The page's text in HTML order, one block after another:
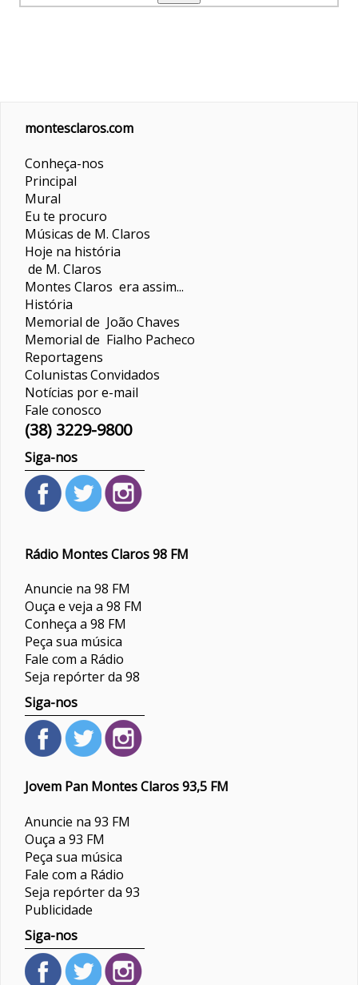
montesclaros.com
Conheça-nos
Principal
Mural
Eu te procuro
Músicas de M. Claros
Hoje na história
de M. Claros
Montes Claros era assim...
História
Memorial de João Chaves
Memorial de Fialho Pacheco
Reportagens
ColunistasConvidados
Notícias por e-mail
Fale conosco
(38) 3229-9800
Siga-nos
Rádio Montes Claros 98 FM
Anuncie na 98 FM
Ouça e veja a 98 FM
Conheça a 98 FM
Peça sua música
Fale com a Rádio
Seja repórter da 98
Siga-nos
Jovem Pan Montes Claros 93,5 FM
Anuncie na 93 FM
Ouça a 93 FM
Peça sua música
Fale com a Rádio
Seja repórter da 93
Publicidade
Siga-nos